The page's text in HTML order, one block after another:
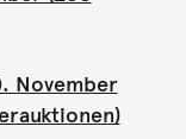
November